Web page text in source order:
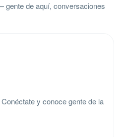
gente de aquí, conversaciones
y conoce gente de la